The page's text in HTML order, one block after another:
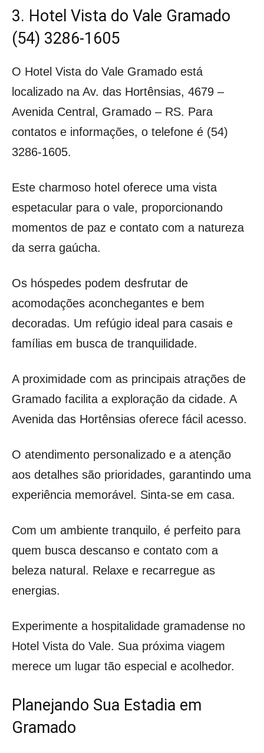
3. Hotel Vista do Vale Gramado
(54) 3286-1605
O Hotel Vista do Vale Gramado está
localizado na Av. das Hortênsias, 4679 –
Avenida Central, Gramado – RS. Para
contatos e informações, o telefone é (54)
3286-1605.
Este charmoso hotel oferece uma vista
espetacular para o vale, proporcionando
momentos de paz e contato com a natureza
da serra gaúcha.
Os hóspedes podem desfrutar de
acomodações aconchegantes e bem
decoradas. Um refúgio ideal para casais e
famílias em busca de tranquilidade.
A proximidade com as principais atrações de
Gramado facilita a exploração da cidade. A
Avenida das Hortênsias oferece fácil acesso.
O atendimento personalizado e a atenção
aos detalhes são prioridades, garantindo uma
experiência memorável. Sinta-se em casa.
Com um ambiente tranquilo, é perfeito para
quem busca descanso e contato com a
beleza natural. Relaxe e recarregue as
energias.
Experimente a hospitalidade gramadense no
Hotel Vista do Vale. Sua próxima viagem
merece um lugar tão especial e acolhedor.
Planejando Sua Estadia em
Gramado